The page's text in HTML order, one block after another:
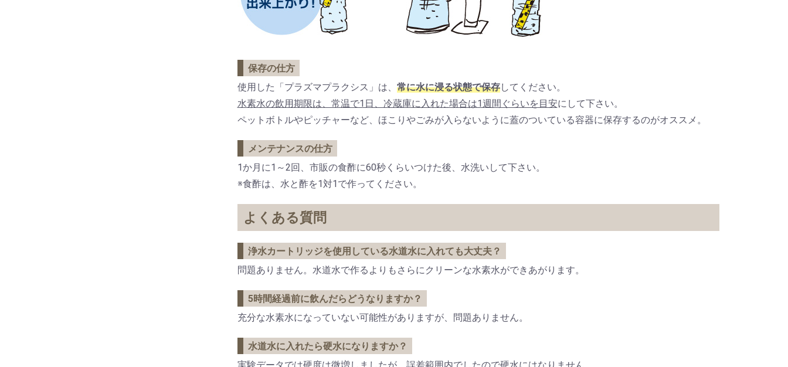
保存の仕方
使用した「プラズマプラクシス」は、 常に水に浸る状態で保存してください。
水素水の飲用期限は、常温で1日、冷蔵庫に入れた場合は1週間ぐらいを目安にして下さい。
ペットボトルやピッチャーなど、ほこりやごみが入らないように蓋のついている容器に保存するのがオススメ。
メンテナンスの仕方
1か月に1～2回、市販の食酢に60秒くらいつけた後、水洗いして下さい。
※食酢は、水と酢を1対1で作ってください。
よくある質問
浄水カートリッジを使用している水道水に入れても大丈夫？
問題ありません。水道水で作るよりもさらにクリーンな水素水ができあがります。
5時間経過前に飲んだらどうなりますか？
充分な水素水になっていない可能性がありますが、問題ありません。
水道水に入れたら硬水になりますか？